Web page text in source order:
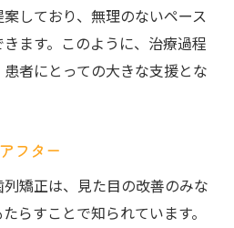
しており、無理のないペース
ます。このように、治療過程
者にとっての大きな支援とな
フター
矯正は、見た目の改善のみな
らすことで知られています。